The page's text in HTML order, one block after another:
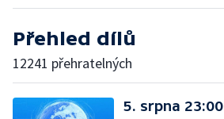
Přehled dílů
12241 přehratelných
5. srpna 23:00